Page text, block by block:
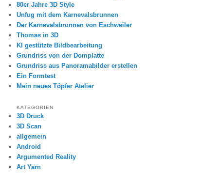
80er Jahre 3D Style
Unfug mit dem Karnevalsbrunnen
Der Karnevalsbrunnen von Eschweiler
Thomas in 3D
KI gestützte Bildbearbeitung
Grundriss von der Domplatte
Grundriss aus Panoramabilder erstellen
Ein Formtest
Mein neues Töpfer Atelier
KATEGORIEN
3D Druck
3D Scan
allgemein
Android
Argumented Reality
Art Yarn